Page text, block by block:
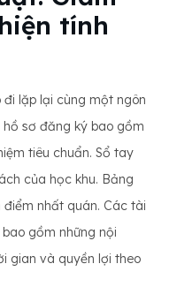
tính
lặp lại cùng một ngôn
sơ đăng ký bao gồm
tiêu chuẩn. Sổ tay
của học khu. Bảng
nhất quán. Các tài
gồm những nội
gian và quyền lợi theo